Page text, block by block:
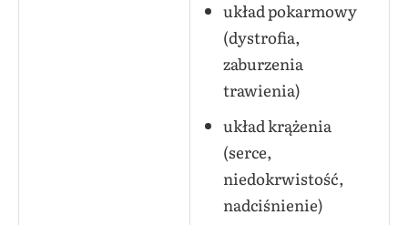
układ pokarmowy
(dystrofia,
zaburzenia
trawienia)
układ krążenia
(serce,
niedokrwistość,
nadciśnienie)